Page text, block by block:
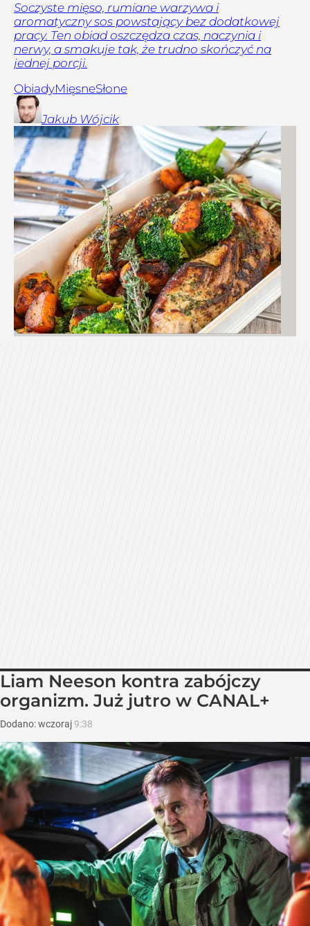
Soczyste mięso, rumiane warzywa i
aromatyczny sos powstający bez dodatkowej
pracy. Ten obiad oszczędza czas, naczynia i
nerwy, a smakuje tak, że trudno skończyć na
jednej porcji.
ObiadyMięsneSłone
Jakub Wójcik
Liam Neeson kontra zabójczy
organizm. Już jutro w CANAL+
Dodano:wczoraj 9:38